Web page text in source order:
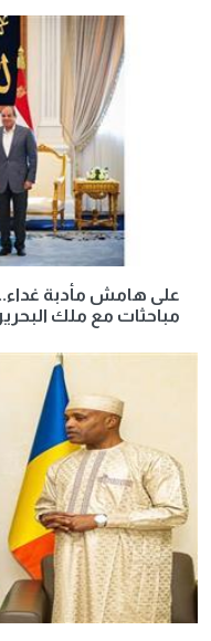
على هامش مأدبة
مباحثات مع ملك